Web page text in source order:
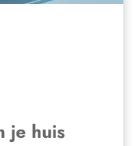
je huis